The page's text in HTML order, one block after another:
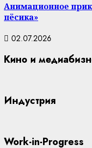
Анимационное
пёсика»
02.07.2026
Кино и
Индустрия
Work-in-Progress